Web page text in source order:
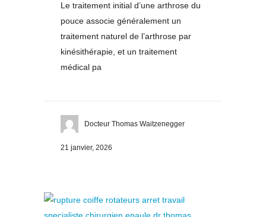
Le traitement initial d’une arthrose du
pouce associe généralement un
traitement naturel de l’arthrose par
kinésithérapie, et un traitement
médical pa
Docteur Thomas Waitzenegger
21 janvier, 2026